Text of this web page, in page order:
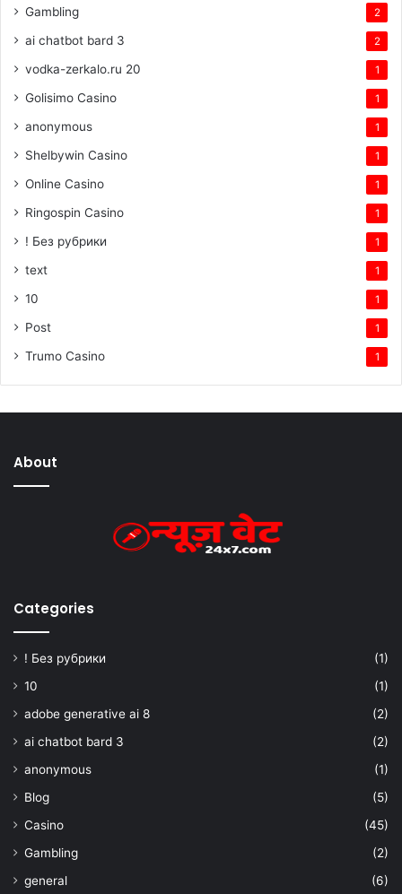
Gambling 2
ai chatbot bard 3 2
vodka-zerkalo.ru 20 1
Golisimo Casino 1
anonymous 1
Shelbywin Casino 1
Online Casino 1
Ringospin Casino 1
! Без рубрики 1
text 1
10 1
Post 1
Trumo Casino 1
About
Categories
! Без рубрики
(1)
10
(1)
adobe generative ai 8
(2)
ai chatbot bard 3
(2)
anonymous
(1)
Blog
(5)
Casino
(45)
Gambling
(2)
general
(6)